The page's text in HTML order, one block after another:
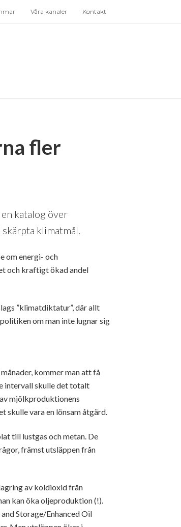
Våra kanaler Kontakt
fler
katalog över
klimatmål.
om energi- och
och kraftigt ökad andel
”klimatdiktatur”, där allt
om man inte lugnar sig
kommer man att få
intervall skulle det totalt
mjölkproduktionens
skulle vara en lönsam åtgärd.
till lustgas och metan. De
främst utsläppen från
av koldioxid från
kan öka oljeproduktion (!).
Storage/Enhanced Oil